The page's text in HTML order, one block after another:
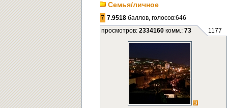
Семья/личное
7 7.9518баллов, голосов:646
просмотров: 2334160комм.: 73 1177